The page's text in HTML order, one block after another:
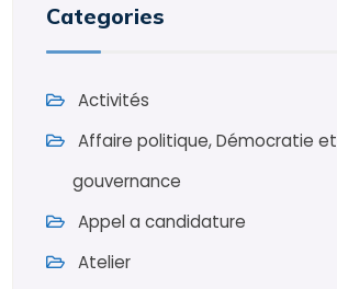
Categories
Activités
Affaire politique, Démocratie et
gouvernance
Appel a candidature
Atelier